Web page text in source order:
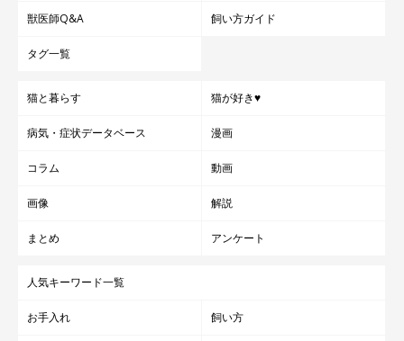
獣医師Q&A 飼い方ガイド
タグ一覧
猫と暮らす 猫が好き♥
病気・症状データベース 漫画
コラム 動画
画像 解説
まとめ アンケート
人気キーワード一覧
お手入れ 飼い方